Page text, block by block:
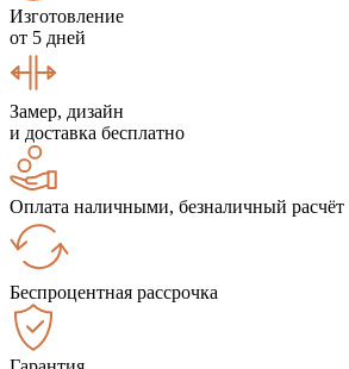
Изготовление
от 5 дней
Замер, дизайн
и доставка бесплатно
Оплата наличными, безналичный расчёт
Беспроцентная рассрочка